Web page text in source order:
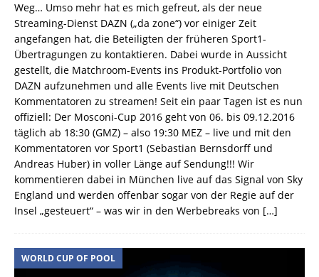
Weg… Umso mehr hat es mich gefreut, als der neue
Streaming-Dienst DAZN („da zone“) vor einiger Zeit
angefangen hat, die Beteiligten der früheren Sport1-
Übertragungen zu kontaktieren. Dabei wurde in Aussicht
gestellt, die Matchroom-Events ins Produkt-Portfolio von
DAZN aufzunehmen und alle Events live mit Deutschen
Kommentatoren zu streamen! Seit ein paar Tagen ist es nun
offiziell: Der Mosconi-Cup 2016 geht von 06. bis 09.12.2016
täglich ab 18:30 (GMZ) – also 19:30 MEZ – live und mit den
Kommentatoren vor Sport1 (Sebastian Bernsdorff und
Andreas Huber) in voller Länge auf Sendung!!! Wir
kommentieren dabei in München live auf das Signal von Sky
England und werden offenbar sogar von der Regie auf der
Insel „gesteuert“ – was wir in den Werbebreaks von […]
WORLD CUP OF POOL